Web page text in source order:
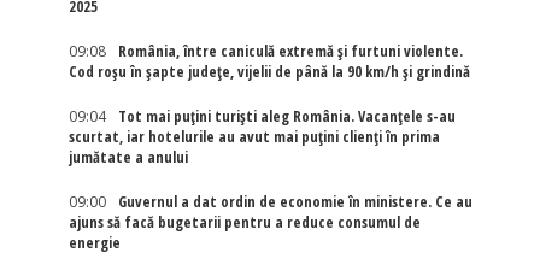
2025
09:08
România, între caniculă extremă și furtuni violente.
Cod roșu în șapte județe, vijelii de până la 90 km/h și grindină
09:04
Tot mai puțini turiști aleg România. Vacanțele s-au
scurtat, iar hotelurile au avut mai puțini clienți în prima
jumătate a anului
09:00
Guvernul a dat ordin de economie în ministere. Ce au
ajuns să facă bugetarii pentru a reduce consumul de
energie